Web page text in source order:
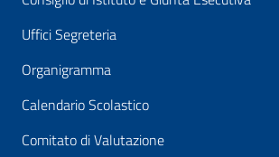
Uffici Segreteria
Organigramma
Calendario Scolastico
Comitato di Valutazione